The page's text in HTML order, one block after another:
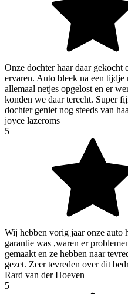
Onze dochter haar daar gekocht
ervaren. Auto bleek na een tijdje
allemaal netjes opgelost en er
konden we daar terecht. Super
dochter geniet nog steeds van
joyce lazeroms
5
Wij hebben vorig jaar onze auto
garantie was ,waren er
gemaakt en ze hebben naar
gezet. Zeer tevreden over dit
Rard van der Hoeven
5